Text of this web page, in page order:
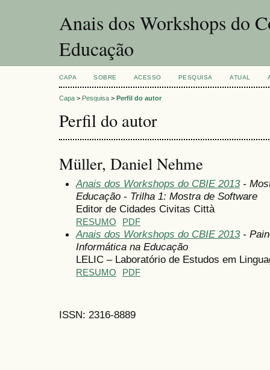
Anais dos Workshops do
Educação
CAPA SOBRE ACESSO PESQUISA ATUAL
Capa > Pesquisa > Perfil do autor
Perfil do autor
Müller, Daniel Nehme
Anais dos Workshops do CBIE 2013-
Educação - Trilha 1: Mostra de Software
Editor de Cidades Civitas Città
RESUMO PDF
Anais dos Workshops do CBIE 2013-
Informática na Educação
LELIC – Laboratório de Estudos em
RESUMO PDF
ISSN: 2316-8889